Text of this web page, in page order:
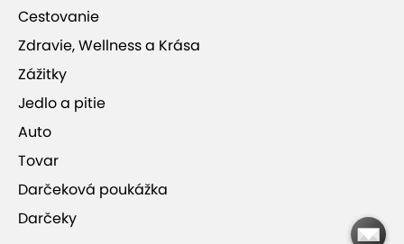
Cestovanie
Zdravie, Wellness a Krása
Zážitky
Jedlo a pitie
Auto
Tovar
Darčeková poukážka
Darčeky